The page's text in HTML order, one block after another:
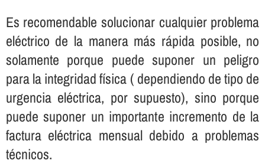
Es recomendable solucionar cualquier problema
eléctrico de la manera más rápida posible, no
solamente porque puede suponer un peligro
para la integridad fí­sica ( dependiendo de tipo de
urgencia eléctrica, por supuesto), sino porque
puede suponer un importante incremento de la
factura eléctrica mensual debido a problemas
técnicos.